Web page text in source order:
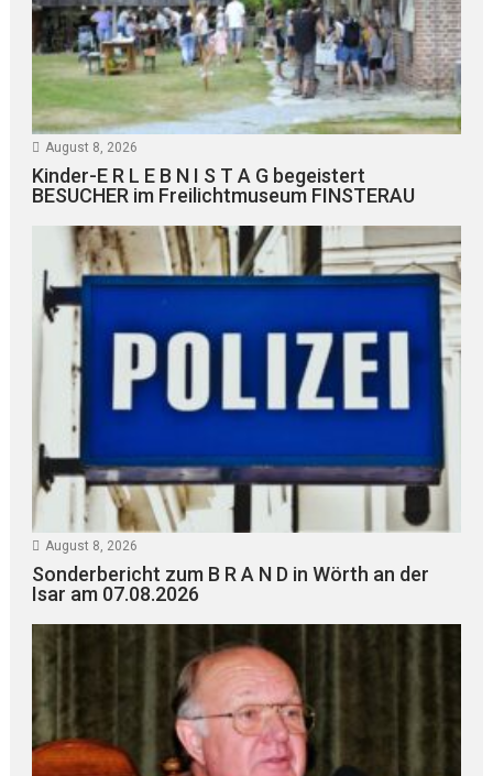
August 8, 2026
Kinder-E R L E B N I S T A G begeistert
BESUCHER im Freilichtmuseum FINSTERAU
August 8, 2026
Sonderbericht zum B R A N D in Wörth an der
Isar am 07.08.2026